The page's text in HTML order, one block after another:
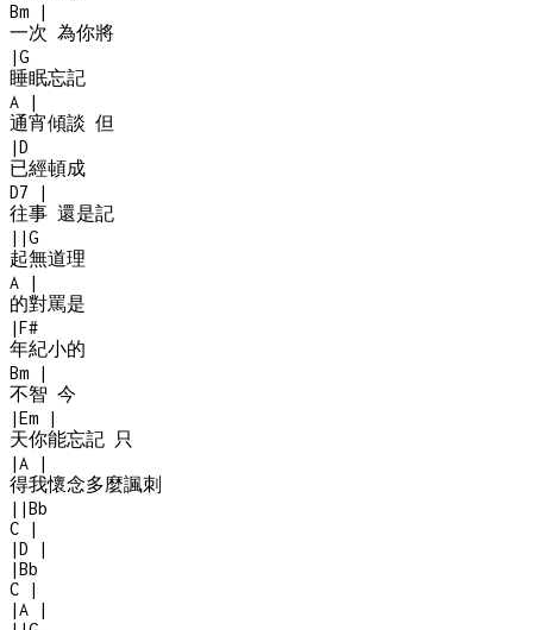
Bm
|
一次 為你將
|G
睡眠忘記
A
|
通宵傾談 但
|D
已經頓成
D7
|
往事 還是記
| |G
起無道理
A
|
的對罵是
|F#
年紀小的
Bm
|
不智 今
|Em
|
天你能忘記 只
|A
|
得我懷念多麼諷刺
| |Bb
C
|
|D
|
|Bb
C
|
|A
|